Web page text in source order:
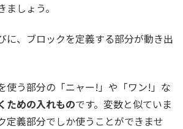
ましょう。
に、ブロックを定義する部分が動き出
使う部分の「ニャー!」や「ワン!」な
ための入れものです。変数と似ていま
定義部分でしか使うことができませ